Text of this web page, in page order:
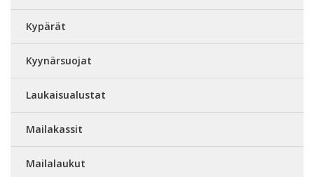
Kypärät
Kyynärsuojat
Laukaisualustat
Mailakassit
Mailalaukut